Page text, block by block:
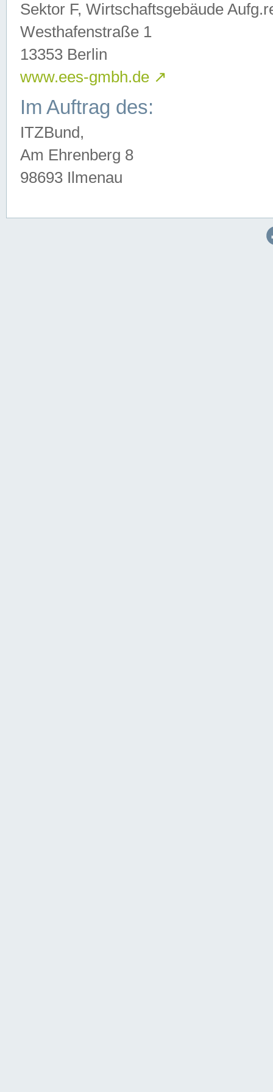
Sektor F, Wirtschaftsgebäude
Westhafenstraße 1
13353 Berlin
www.ees-gmbh.de ↗
Im Auftrag des:
ITZBund,
Am Ehrenberg 8
98693 Ilmenau